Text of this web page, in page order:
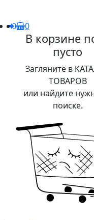
0
В корзине
пусто
Загляните в
ТОВАРОВ
или найдите
поиске.